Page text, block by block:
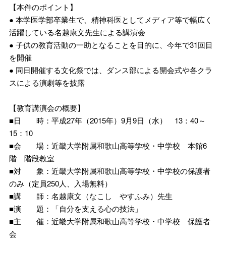
【本件のポイント】
● 本学医学部卒業生で、精神科医としてメディア等で幅広く
活躍している名越康文先生による講演会
● 子供の教育活動の一助となることを目的に、今年で31回目
を開催
● 同日開催する文化祭では、ダンス部による開会式や各クラ
スによる演劇等を披露
【教育講演会の概要】
■日 時：平成27年（2015年）9月9日（水） 13：40～
15：10
■会 場：近畿大学附属和歌山高等学校・中学校 本館6
階 階段教室
■対 象：近畿大学附属和歌山高等学校・中学校の保護者
のみ（定員250人、入場無料）
■講 師：名越康文（なこし やすふみ）先生
■演 題：「自分を支える心の技法」
■主 催：近畿大学附属和歌山高等学校・中学校 保護者
会